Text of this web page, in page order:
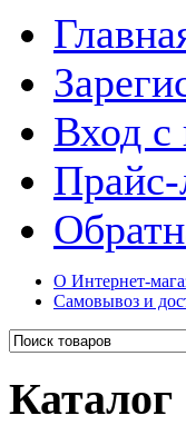
Вход с
Прайс-
О Интернет-
Самовывоз и
Каталог